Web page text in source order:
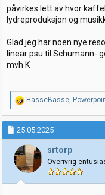
påvirkes lett av hvor
lydreproduksjon og
Glad jeg har noen nye
linear psu til Schumann-
mvh K
R
e
a
k
s
j
o
n
e
r
HasseBasse,
25.05.2025
srtorp
Overivrig